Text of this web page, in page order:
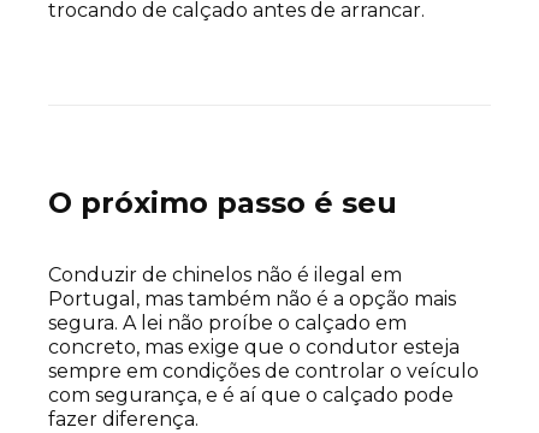
trocando de calçado antes de arrancar.
O próximo passo é seu
Conduzir de chinelos não é ilegal em
Portugal, mas também não é a opção mais
segura. A lei não proíbe o calçado em
concreto, mas exige que o condutor esteja
sempre em condições de controlar o veículo
com segurança, e é aí que o calçado pode
fazer diferença.